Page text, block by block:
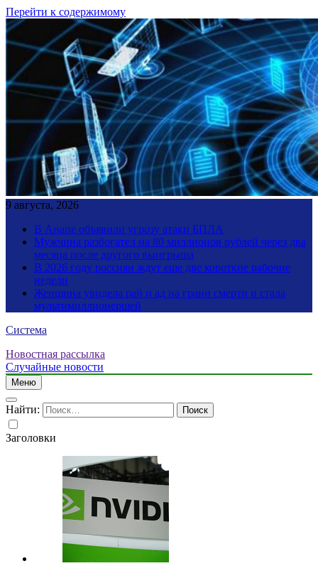
Перейти к содержимому
9 августа, 2026
В Анапе объявили угрозу атаки БПЛА
Мужчина разбогател на 80 миллионов рублей через два
месяца после другого выигрыша
В 2026 году россиян ждут еще две короткие рабочие
недели
Женщина увидела рай и ад на грани смерти и стала
мультимиллионершей
Система
Новостная рассылка
Случайные новости
Меню
Найти:
Заголовки